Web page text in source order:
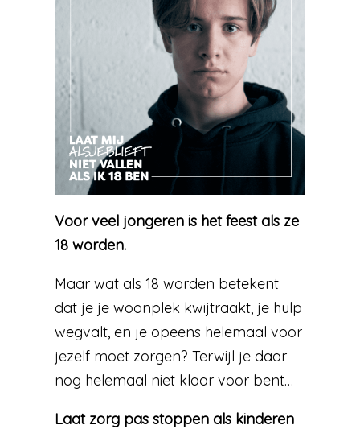
Voor veel jongeren is het feest als ze
18 worden.
Maar wat als 18 worden betekent
dat je je woonplek kwijtraakt, je hulp
wegvalt, en je opeens helemaal voor
jezelf moet zorgen? Terwijl je daar
nog helemaal niet klaar voor bent…
Laat zorg pas stoppen als kinderen